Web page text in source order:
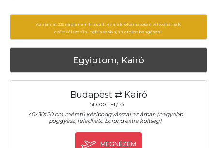
Az ajánlat 225 napja nem frissült. Az árak folyamatosan változhatnak,
ezért célszerű a legfrissebb ajánlatokat böngészni.
Egyiptom, Kairó
Budapest ⇄ Kairó
51.000 Ft/fő
40x30x20 cm méretű kézipoggyásszal az árban (nagyobb
poggyász, feladható bőrönd extra költség)
MEGNÉZEM